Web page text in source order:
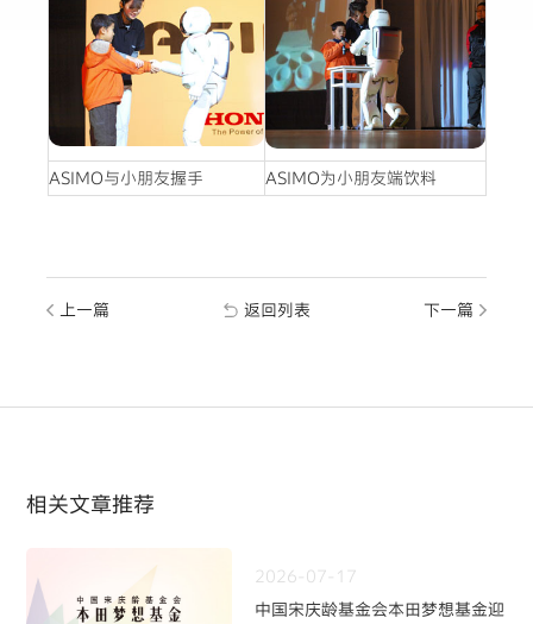
ASIMO与小朋友握手 ASIMO为小朋友端饮料
上一篇 返回列表 下一篇
相关文章推荐
2026-07-17
中国宋庆龄基金会本田梦想基金迎